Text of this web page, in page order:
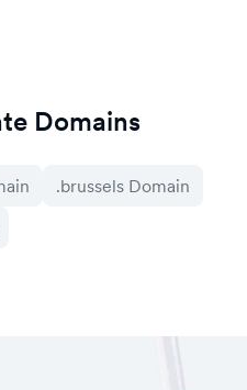
Domains
.brussels Domain